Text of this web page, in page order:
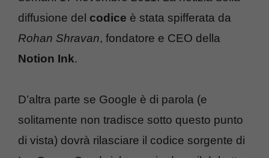
diffusione del codice è stata spifferata da
Rohan Shravan, fondatore e CEO della
Notion Ink.
D’altra parte se Google è di parola (e
solitamente non tradisce sotto questo punto
di vista) dovrà rilasciare il codice sorgente di